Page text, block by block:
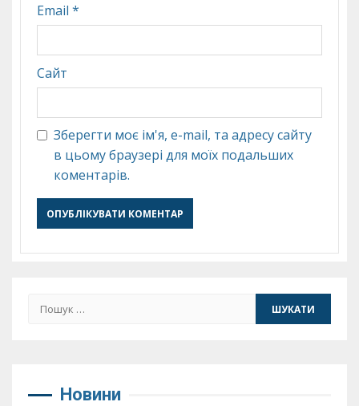
Email *
Сайт
Зберегти моє ім'я, e-mail, та адресу сайту
в цьому браузері для моїх подальших
коментарів.
Пошук:
Новини